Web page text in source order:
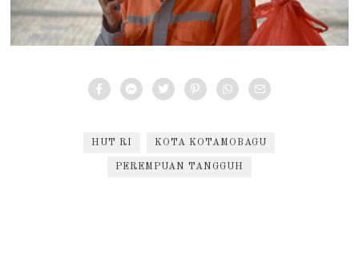
HUT RI KOTA KOTAMOBAGU
PEREMPUAN TANGGUH